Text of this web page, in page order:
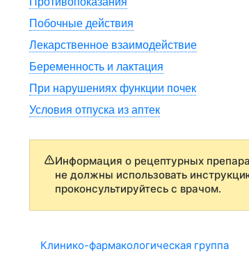
Побочные действия
Лекарственное взаимодействие
Беременность и лактация
При нарушениях функции почек
Условия отпуска из аптек
Информация о рецептурных
не должны использовать
проконсультируйтесь с врачом.
Клинико-фармакологическая группа